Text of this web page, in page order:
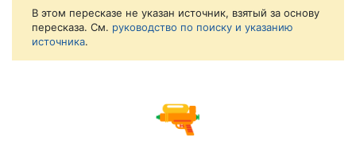
В этом пересказе не указан источник, взятый за основу
пересказа. См. руководство по поиску и указанию
источника.
🔫